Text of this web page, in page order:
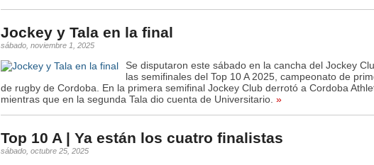
Jockey y Tala en la final
sábado, noviembre 1, 2025
Se disputaron este sábado en la cancha del Jockey
las semifinales del Top 10 A 2025, campeonato de
de rugby de Cordoba. En la primera semifinal Jockey Club derrotó a Cordoba
mientras que en la segunda Tala dio cuenta de Universitario. »
Top 10 A | Ya están los cuatro finalistas
sábado, octubre 25, 2025